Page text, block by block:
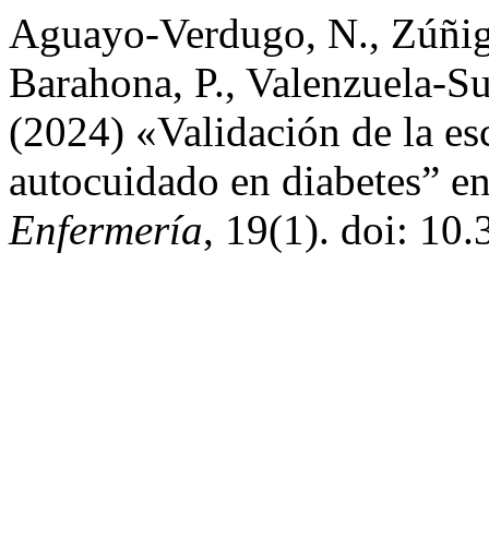
Aguayo-Verdugo, N.,
Barahona, P., Valenzuela-
(2024) «Validación de la
autocuidado en diabetes”
Enfermería, 19(1). doi: